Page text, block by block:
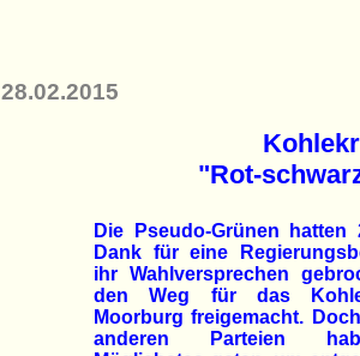
28.02.2015
"Rot-
Die Pseudo-Grünen hatten
Dank für eine
ihr Wahlversprechen
den Weg für das
Moorburg freigemacht.
anderen Parteien